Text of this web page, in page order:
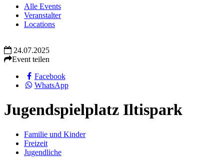
Alle Events
Veranstalter
Locations
24.07.2025
Event teilen
Facebook
WhatsApp
Jugendspielplatz Iltispark
Familie und Kinder
Freizeit
Jugendliche